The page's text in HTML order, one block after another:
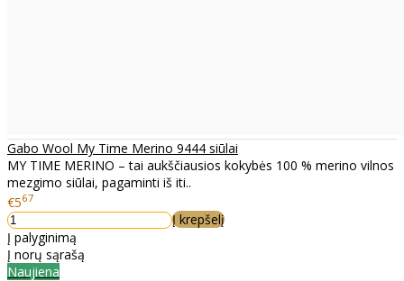
Gabo Wool My Time Merino 9444 siūlai
MY TIME MERINO – tai aukščiausios kokybės 100 % merino vilnos
mezgimo siūlai, pagaminti iš iti..
€567
Į krepšelį
Į palyginimą
Į norų sąrašą
Naujiena